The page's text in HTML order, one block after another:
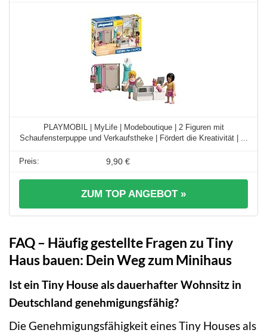
PLAYMOBIL | MyLife | Modeboutique | 2 Figuren mit
Schaufensterpuppe und Verkaufstheke | Fördert die Kreativität | ...
9,90 €
ZUM TOP ANGEBOT »
FAQ – Häufig gestellte Fragen zu Tiny
Haus bauen: Dein Weg zum Minihaus
Ist ein Tiny House als dauerhafter Wohnsitz in
Deutschland genehmigungsfähig?
Die Genehmigungsfähigkeit eines Tiny Houses als